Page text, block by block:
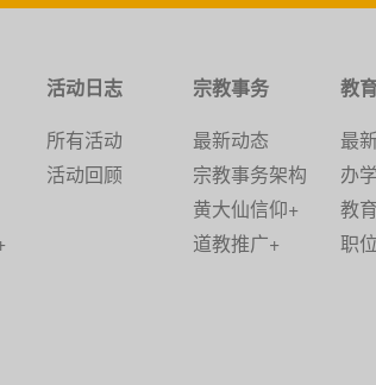
活动日志
所有活动
活动回顾
宗教事务
最新动态
宗教事务架构
黄大仙信仰+
道教推广+
教
最
办
教
职